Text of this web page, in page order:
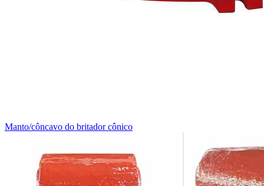
Manto/côncavo do britador cônico